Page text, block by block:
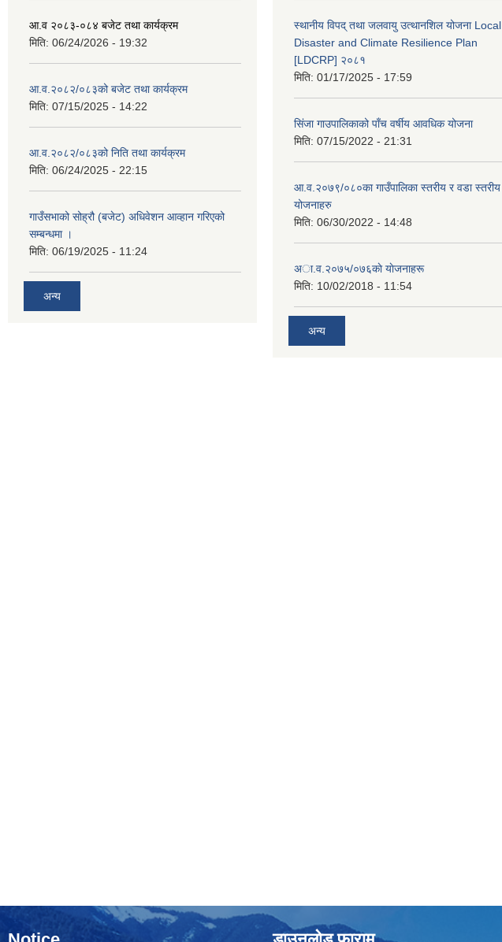
आ.व २०८३-०८४ बजेट तथा कार्यक्रम
मिति: 06/24/2026 - 19:32
आ.व.२०८२/०८३को बजेट तथा कार्यक्रम
मिति: 07/15/2025 - 14:22
आ.व.२०८२/०८३को निति तथा कार्यक्रम
मिति: 06/24/2025 - 22:15
गाउँसभाको सोह्रौ (बजेट) अधिवेशन आव्हान गरिएको
सम्बन्धमा ।
मिति: 06/19/2025 - 11:24
अन्य
स्थानीय विपद् तथा जलवायु उत्थानशिल योजना Local
Disaster and Climate Resilience Plan
[LDCRP] २०८१
मिति: 01/17/2025 - 17:59
सिंजा गाउपालिकाको पाँच वर्षीय आवधिक योजना
मिति: 07/15/2022 - 21:31
आ.व.२०७९/०८०का गाउँपालिका स्तरीय र वडा स्तरीय
योजनाहरु
मिति: 06/30/2022 - 14:48
अा‍‍.व.२०७५/०७६काे याेजनाहरू
मिति: 10/02/2018 - 11:54
अन्य